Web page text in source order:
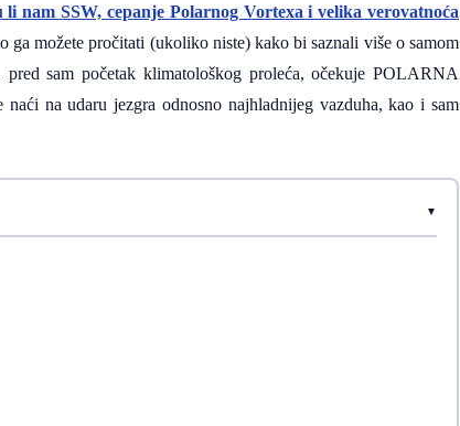
li nam SSW, cepanje Polarnog Vortexa i velika verovatnoća
ga možete pročitati (ukoliko niste) kako bi saznali više o samom
sam početak klimatološkog proleća, očekuje POLARNA
na udaru jezgra odnosno najhladnijeg vazduha, kao i sam